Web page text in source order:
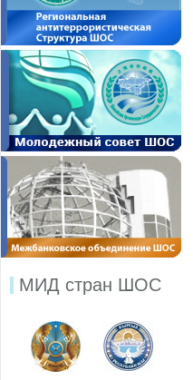
МИД стран ШОС